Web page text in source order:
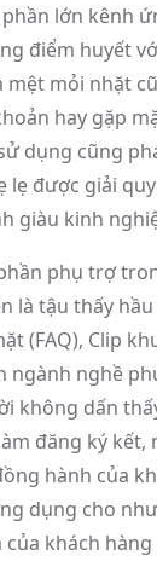
lớn kênh
điểm huyết
mệt mỏi nhặt
hay gặp
dụng cũng
lẹ được giải
giàu kinh
phụ trợ
là tậu thấy
(FAQ), Clip
ngành nghề
không dấn
đăng ký kết,
hành của
dụng cho
khách